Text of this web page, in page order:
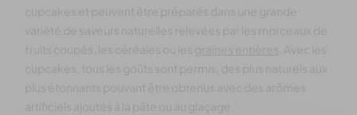
cupcakes et peuvent être préparés dans une grande
variété de saveurs naturelles relevées par les morceaux de
fruits coupés, les céréales ou les
graines entières
. Avec les
cupcakes, tous les goûts sont permis, des plus naturels aux
plus étonnants pouvant être obtenus avec des arômes